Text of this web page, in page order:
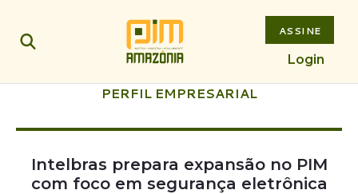
ASSINE
Login
PERFIL EMPRESARIAL
Intelbras prepara expansão no PIM
com foco em segurança eletrônica